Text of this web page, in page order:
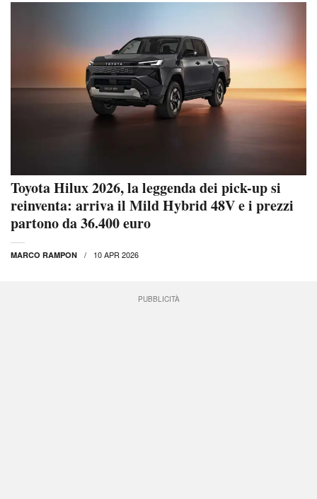
Toyota Hilux 2026, la leggenda dei pick-up si
reinventa: arriva il Mild Hybrid 48V e i prezzi
partono da 36.400 euro
MARCO RAMPON 10 APR 2026
PUBBLICITÀ